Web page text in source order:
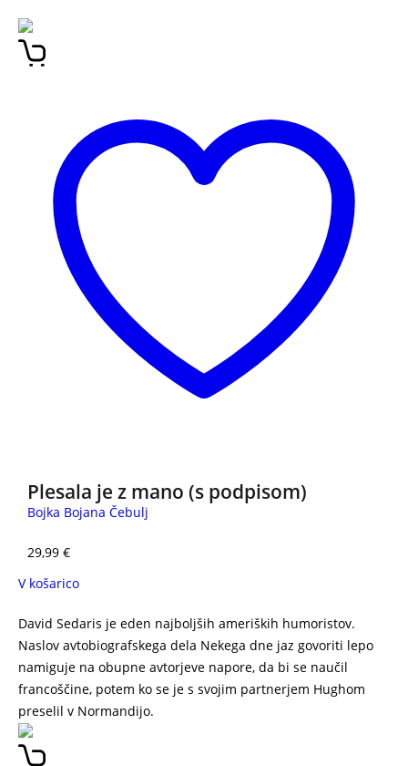
Plesala je z mano (s podpisom)
Bojka Bojana Čebulj
29,99 €
V košarico
David Sedaris je eden najboljših ameriških humoristov.
Naslov avtobiografskega dela Nekega dne jaz govoriti lepo
namiguje na obupne avtorjeve napore, da bi se naučil
francoščine, potem ko se je s svojim partnerjem Hughom
preselil v Normandijo.